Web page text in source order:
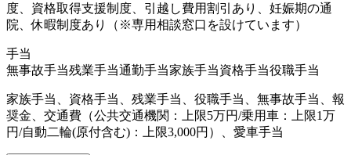
度、資格取得支援制度、引越し費用割引あり、妊娠期の通
院、休暇制度あり（※専用相談窓口を設けています）
手当
無事故手当残業手当通勤手当家族手当資格手当役職手当
家族手当、資格手当、残業手当、役職手当、無事故手当、報
奨金、交通費（公共交通機関：上限5万円/乗用車：上限1万
円/自動二輪(原付含む)：上限3,000円）、愛車手当